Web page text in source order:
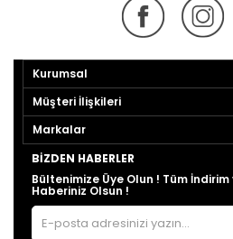
Kurumsal
Müşteri İlişkileri
Markalar
BIZDEN HABERLER
Bültenimize Üye Olun ! Tüm
Haberiniz Olsun !